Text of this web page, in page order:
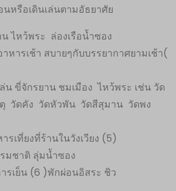
หรือเดินเล่นตามอัธยาศัย
ไหว้พระ ล่องเรือน้ำซอง
หารเช้า สบายๆกับบรรยากาศยามเช้า(
น ขี่จักรยาน ชมเมือง ไหว้พระ เช่น วัด
ตุ วัดคัง วัดหัวพัน วัดสีสุมาน วัดพง
รเที่ยงที่ร้านในวังเวียง (5)
มชาติ ลุ่มน้ำซอง
รเย็น (6 )พักผ่อนอิสระ ชิว